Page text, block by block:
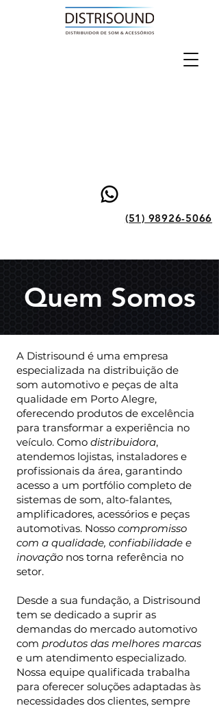
(51) 98926-5066
Quem Somos
A Distrisound é uma empresa
especializada na distribuição de
som automotivo e peças de alta
qualidade em Porto Alegre,
oferecendo produtos de excelência
para transformar a experiência no
veículo. Como distribuidora,
atendemos lojistas, instaladores e
profissionais da área, garantindo
acesso a um portfólio completo de
sistemas de som, alto-falantes,
amplificadores, acessórios e peças
automotivas. Nosso compromisso
com a qualidade, confiabilidade e
inovação nos torna referência no
setor.
Desde a sua fundação, a Distrisound
tem se dedicado a suprir as
demandas do mercado automotivo
com produtos das melhores marcas
e um atendimento especializado.
Nossa equipe qualificada trabalha
para oferecer soluções adaptadas às
necessidades dos clientes, sempre